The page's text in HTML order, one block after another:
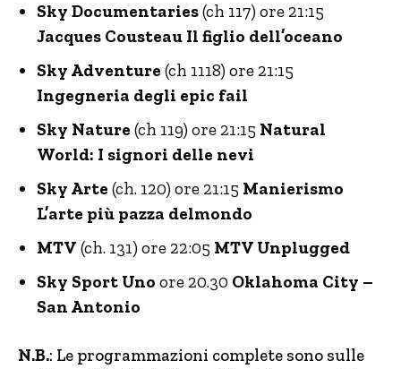
Sky Documentaries(ch 117) ore 21:15
Jacques Cousteau Il figlio dell’oceano
Sky Adventure (ch 1118) ore 21:15
Ingegneria degli epic fail
Sky Nature (ch 119) ore 21:15 Natural
World: I signori delle nevi
Sky Arte (ch. 120) ore 21:15 Manierismo
L’arte più pazza delmondo
MTV (ch. 131) ore 22:05 MTV Unplugged
Sky Sport Uno ore 20.30 Oklahoma City –
San Antonio
N.B.: Le programmazioni complete sono sulle